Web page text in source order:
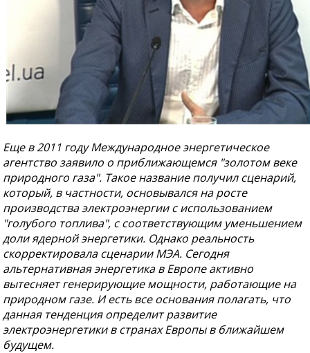
Еще в 2011 году Международное энергетическое
агентство заявило о приближающемся "золотом веке
природного газа". Такое название получил сценарий,
который, в частности, основывался на росте
производства электроэнергии с использованием
"голубого топлива", с соответствующим уменьшением
доли ядерной энергетики. Однако реальность
скорректировала сценарии МЭА. Сегодня
альтернативная энергетика в Европе активно
вытесняет генерирующие мощности, работающие на
природном газе. И есть все основания полагать, что
данная тенденция определит развитие
электроэнергетики в странах Европы в ближайшем
будущем.